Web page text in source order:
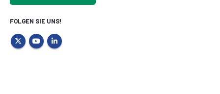
FOLGEN SIE UNS!